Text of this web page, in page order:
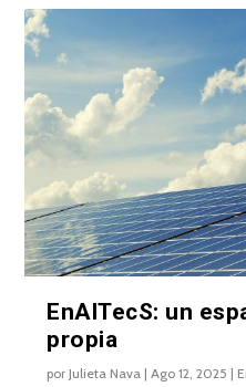
EnAlTecS: un
propia
por Julieta Nava |Ago 12, 2025 |